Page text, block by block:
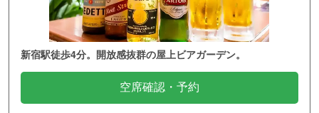
新宿駅徒歩4分。開放感抜群の屋上ビアガーデン。
空席確認・予約